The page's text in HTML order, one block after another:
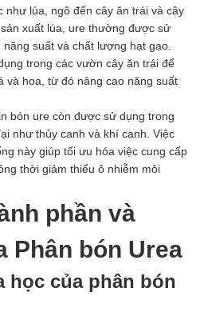
như lúa, ngô đến cây ăn trái và cây
xuất lúa, ure thường được sử
suất và chất lượng hạt gạo.
trong các vườn cây ăn trái để
và hoa, từ đó nâng cao năng suất
bón ure còn được sử dụng trong
như thủy canh và khí canh. Việc
này giúp tối ưu hóa việc cung cấp
thời giảm thiểu ô nhiễm môi
phần và
Phân bón Urea
học của phân bón